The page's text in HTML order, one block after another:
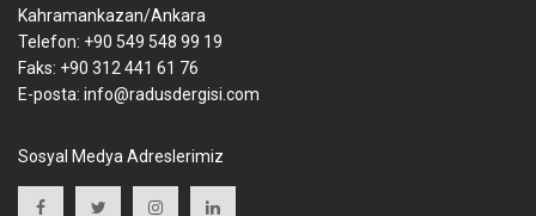
Kahramankazan/Ankara
Telefon: +90 549 548 99 19
Faks: +90 312 441 61 76
E-posta: info@radusdergisi.com
Sosyal Medya Adreslerimiz